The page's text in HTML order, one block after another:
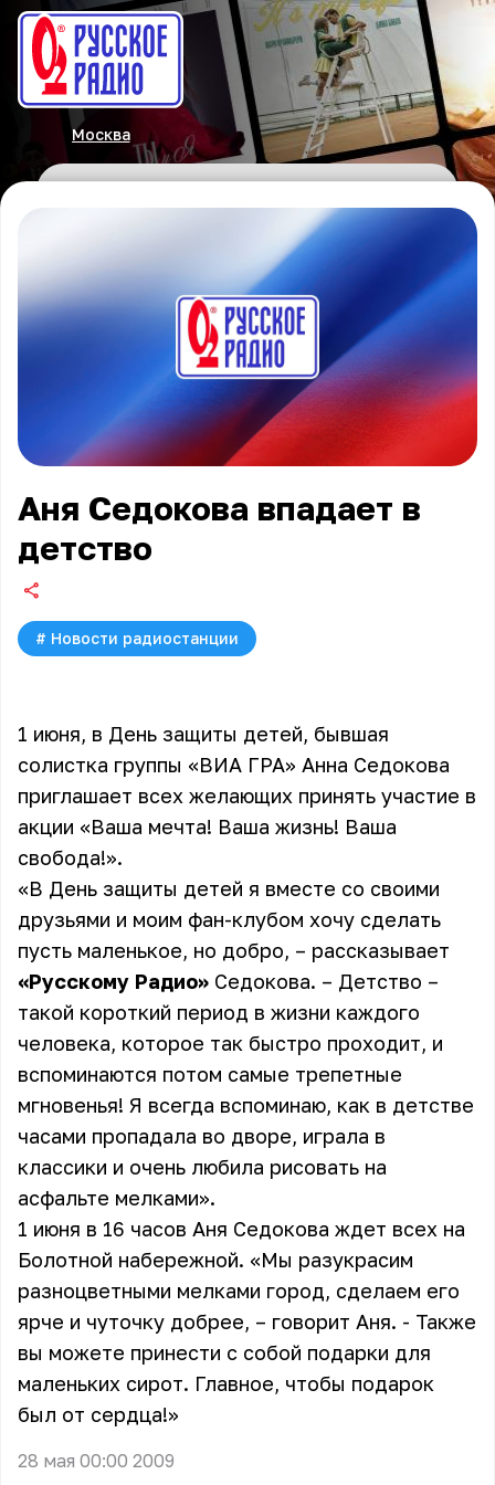
Москва
Аня Седокова впадает в
детство
# Новости радиостанции
1 июня, в День защиты детей, бывшая
солистка группы «ВИА ГРА» Анна Седокова
приглашает всех желающих принять участие в
акции «Ваша мечта! Ваша жизнь! Ваша
свобода!».
«В День защиты детей я вместе со своими
друзьями и моим фан-клубом хочу сделать
пусть маленькое, но добро, – рассказывает
«Русскому Радио» Седокова. – Детство –
такой короткий период в жизни каждого
человека, которое так быстро проходит, и
вспоминаются потом самые трепетные
мгновенья! Я всегда вспоминаю, как в детстве
часами пропадала во дворе, играла в
классики и очень любила рисовать на
асфальте мелками».
1 июня в 16 часов Аня Седокова ждет всех на
Болотной набережной. «Мы разукрасим
разноцветными мелками город, сделаем его
ярче и чуточку добрее, – говорит Аня. - Также
вы можете принести с собой подарки для
маленьких сирот. Главное, чтобы подарок
был от сердца!»
28 мая 00:00 2009